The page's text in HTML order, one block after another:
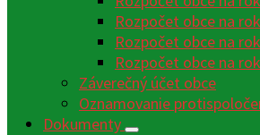
Rozpočet obce na
Rozpočet obce na
Rozpočet obce na
Záverečný účet obce
Oznamovanie
Dokumenty